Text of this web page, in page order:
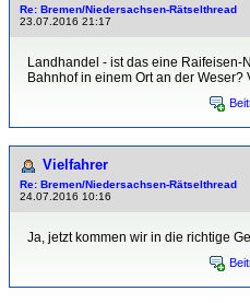
Re: Bremen/Niedersachsen-Rätselthread
23.07.2016 21:17
Landhandel - ist das eine
Bahnhof in einem Ort an der
Vielfahrer
Re: Bremen/Niedersachsen-Rätselthread
24.07.2016 10:16
Ja, jetzt kommen wir in die richtige